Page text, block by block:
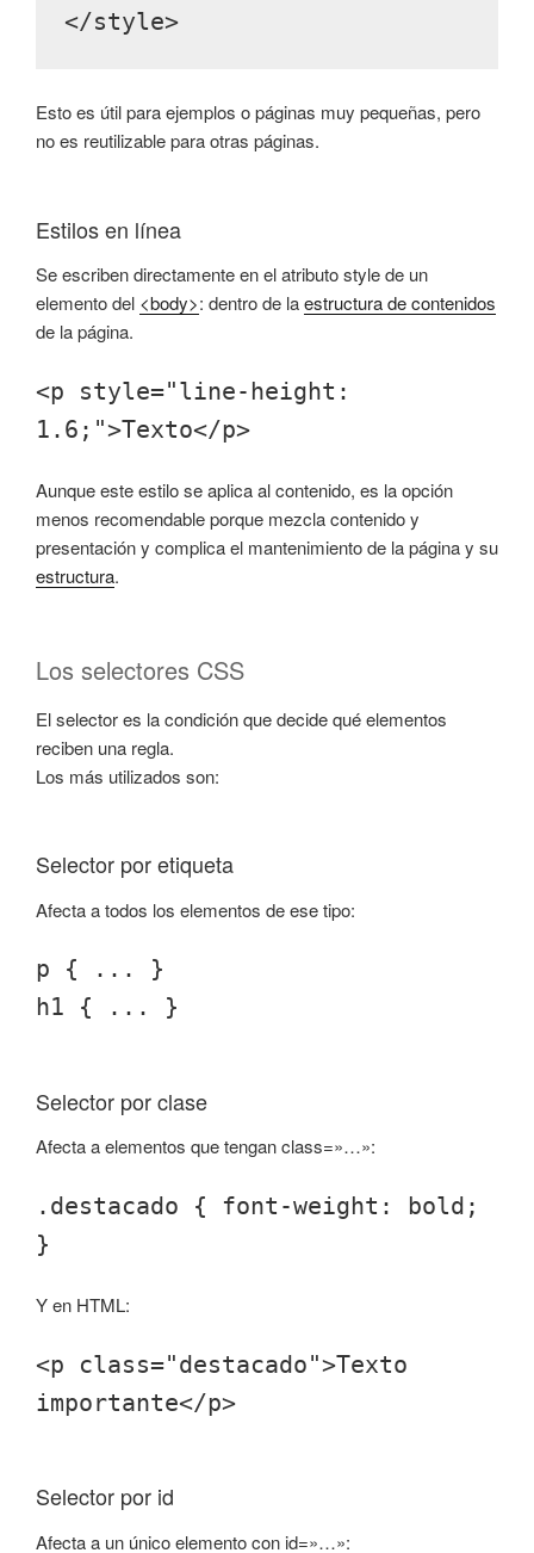
</style>
Esto es útil para ejemplos o páginas muy pequeñas, pero
no es reutilizable para otras páginas.
Estilos en línea
Se escriben directamente en el atributo style de un
elemento del <body>: dentro de laestructura de contenidos
de la página.
<p style="line-height:
1.6;">Texto</p>
Aunque este estilo se aplica al contenido, es la opción
menos recomendable porque mezcla contenido y
presentación y complica el mantenimiento de la página y su
estructura.
Los selectores CSS
El selector es la condición que decide qué elementos
reciben una regla.
Los más utilizados son:
Selector por etiqueta
Afecta a todos los elementos de ese tipo:
p { ... }
h1 { ... }
Selector por clase
Afecta a elementos que tengan class=»…»:
.destacado { font-weight: bold;
}
Y en HTML:
<p class="destacado">Texto
importante</p>
Selector por id
Afecta a un único elemento con id=»…»: